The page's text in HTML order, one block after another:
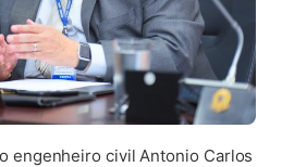
engenheiro civil Antonio Carlos